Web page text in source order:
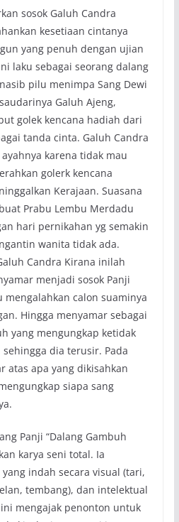
sosok Galuh Candra
kesetiaan cintanya
yang penuh dengan ujian
laku sebagai seorang dalang
pilu menimpa Sang Dewi
Galuh Ajeng,
golek kencana hadiah dari
tanda cinta. Galuh Candra
karena tidak mau
golerk kencana
Kerajaan. Suasana
Prabu Lembu Merdadu
hari pernikahan yg semakin
wanita tidak ada.
Candra Kirana inilah
menjadi sosok Panji
mengalahkan calon suaminya
Hingga menyamar sebagai
yang mengungkap ketidak
dia terusir. Pada
atas apa yang dikisahkan
siapa sang
Panji “Dalang Gambuh
karya seni total. Ia
indah secara visual (tari,
tembang), dan intelektual
mengajak penonton untuk